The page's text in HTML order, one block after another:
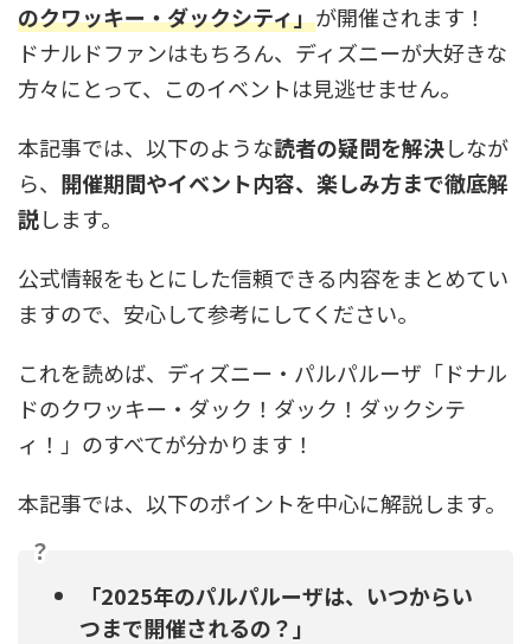
のクワッキー・ダックシティ」が開催されます！
ドナルドファンはもちろん、ディズニーが大好きな
方々にとって、このイベントは見逃せません。
本記事では、以下のような読者の疑問を解決しなが
ら、 開催期間やイベント内容、楽しみ方まで徹底解
説します。
公式情報をもとにした信頼できる内容をまとめてい
ますので、安心して参考にしてください。
これを読めば、ディズニー・パルパルーザ「ドナル
ドのクワッキー・ダック！ダック！ダックシテ
ィ！」のすべてが分かります！
本記事では、以下のポイントを中心に解説します。
？
「2025年のパルパルーザは、いつからい
つまで開催されるの？」